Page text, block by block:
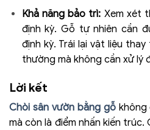
Khả năng bảo trì: Xem xét
định kỳ. Gỗ tự nhiên cần
định kỳ. Trái lại vật liệu
thường mà không cần xử lý
Lời kết
Chòi sân vườn bằng gỗkhông
mà còn là điểm nhấn kiến